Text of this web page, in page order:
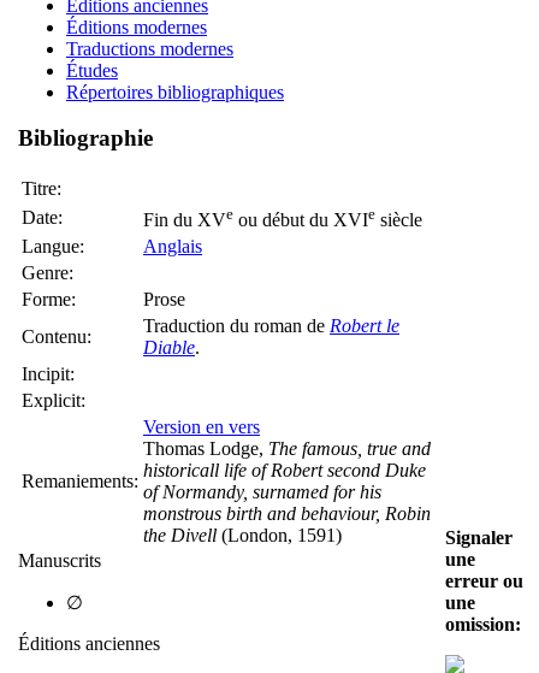
Éditions anciennes
Éditions modernes
Traductions modernes
Études
Répertoires bibliographiques
Bibliographie
Titre:
Date:
Fin du XVe ou début du XVIe siècle
Langue:
Anglais
Genre:
Forme:
Prose
Contenu:
Traduction du roman de Robert le
Diable.
Incipit:
Explicit:
Remaniements:
Version en vers
Thomas Lodge, The famous, true and
historicall life of Robert second Duke
of Normandy, surnamed for his
monstrous birth and behaviour, Robin
the Divell (London, 1591)
Manuscrits
∅
Éditions anciennes
Signaler
une
erreur ou
une
omission: